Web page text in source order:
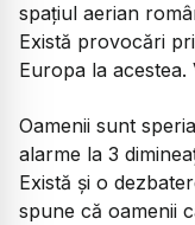
spațiul aerian
Există provocări
Europa la acestea.
​Oamenii sunt
alarme la 3
Există și o
spune că oamenii